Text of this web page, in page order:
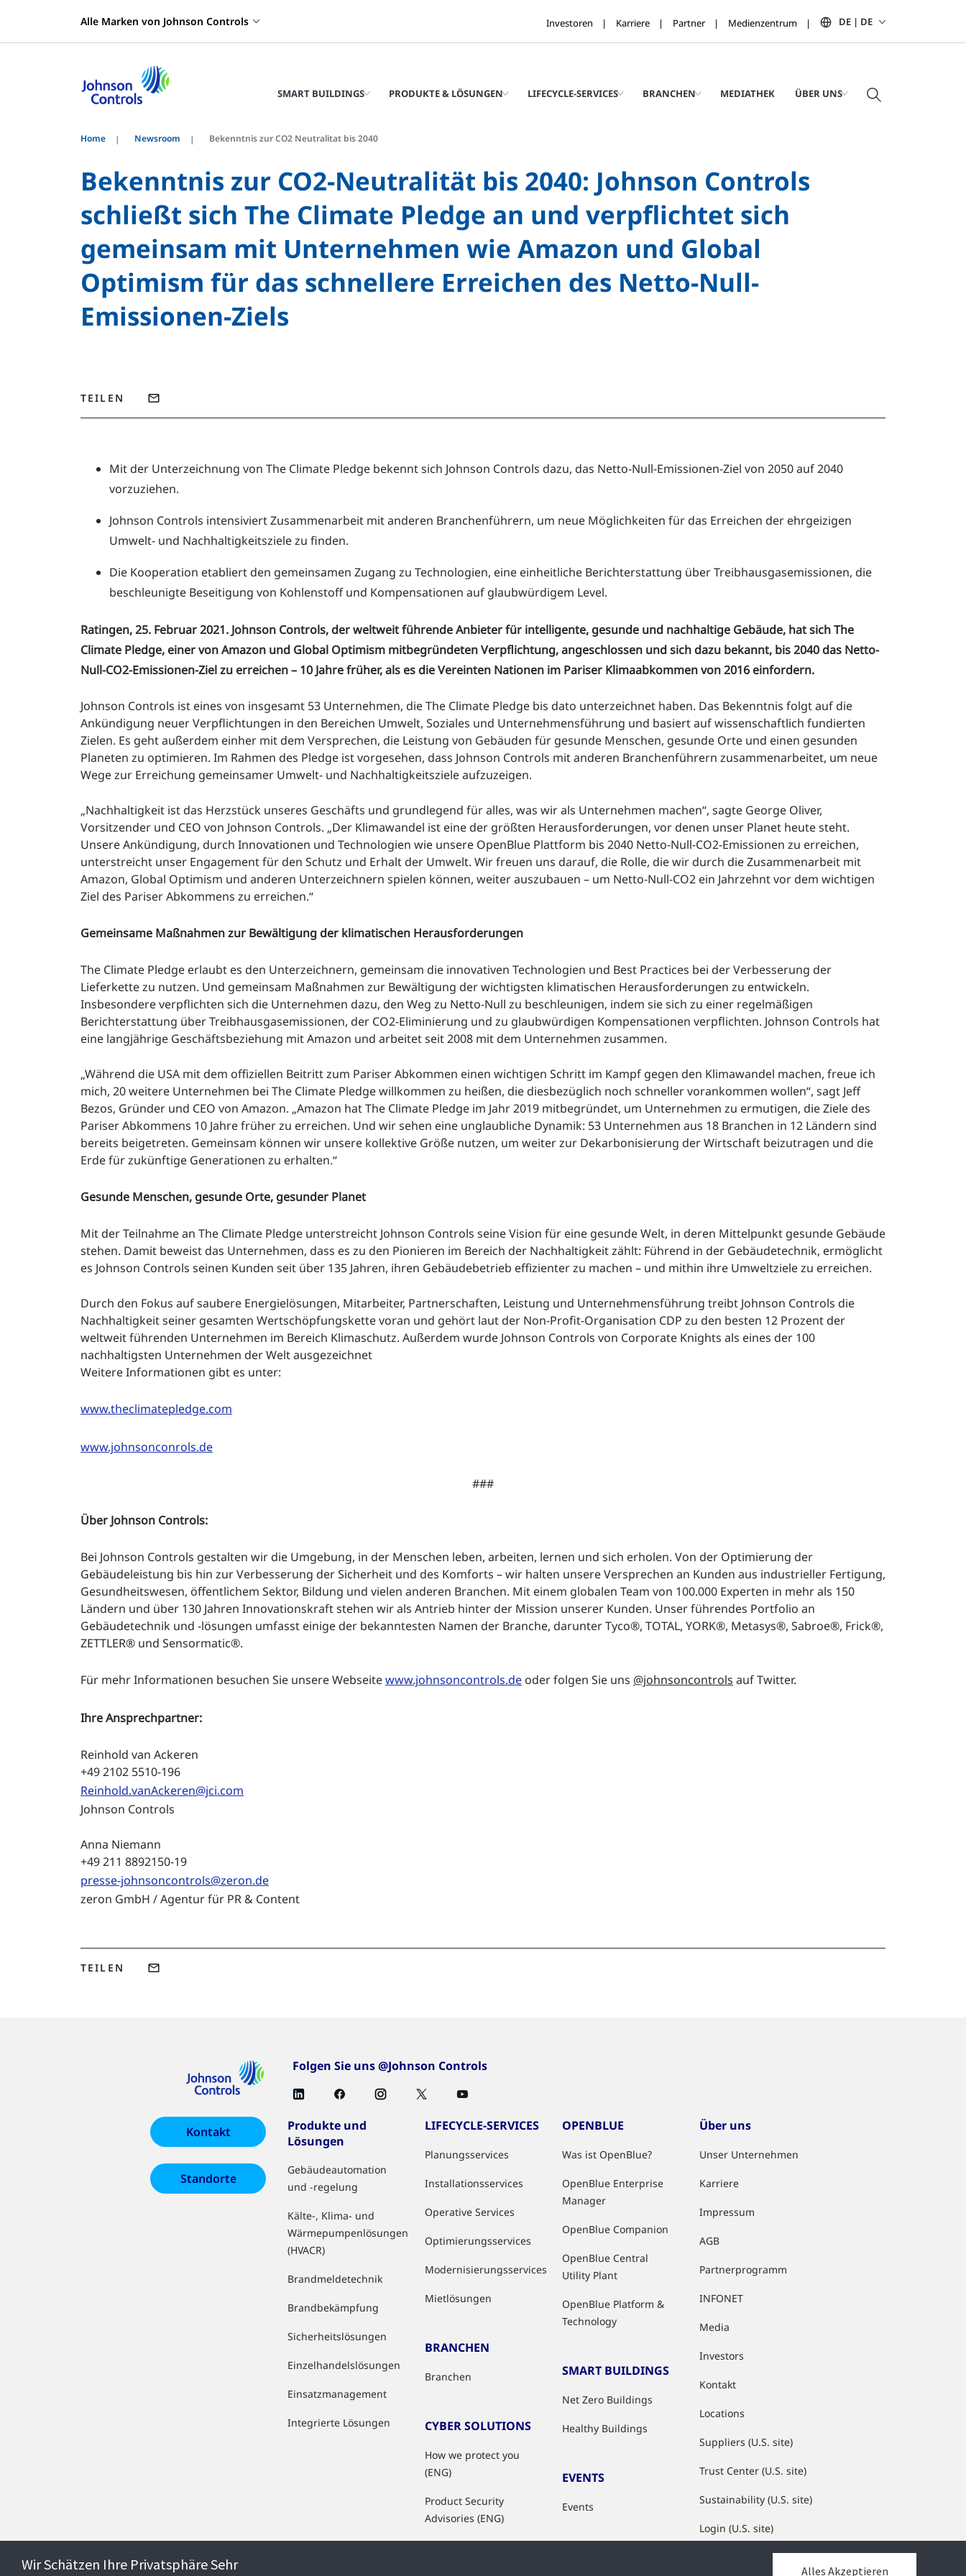
Alle Marken von Johnson Controls Investoren Karriere Partner Medienzentrum DE | DE
SMART BUILDINGS PRODUKTE & LÖSUNGEN LIFECYCLE-SERVICES BRANCHEN MEDIATHEK ÜBER UNS
Home Newsroom Bekenntnis zur CO2 Neutralitat bis 2040
Bekenntnis zur CO2-Neutralität bis 2040: Johnson Controls
schließt sich The Climate Pledge an und verpflichtet sich
gemeinsam mit Unternehmen wie Amazon und Global
Optimism für das schnellere Erreichen des Netto-Null-
Emissionen-Ziels
TEILEN
Mit der Unterzeichnung von The Climate Pledge bekennt sich Johnson Controls dazu, das Netto-Null-Emissionen-Ziel von 2050 auf 2040
vorzuziehen.
Johnson Controls intensiviert Zusammenarbeit mit anderen Branchenführern, um neue Möglichkeiten für das Erreichen der ehrgeizigen
Umwelt- und Nachhaltigkeitsziele zu finden.
Die Kooperation etabliert den gemeinsamen Zugang zu Technologien, eine einheitliche Berichterstattung über Treibhausgasemissionen, die
beschleunigte Beseitigung von Kohlenstoff und Kompensationen auf glaubwürdigem Level.
Ratingen, 25. Februar 2021. Johnson Controls, der weltweit führende Anbieter für intelligente, gesunde und nachhaltige Gebäude, hat sich The
Climate Pledge, einer von Amazon und Global Optimism mitbegründeten Verpflichtung, angeschlossen und sich dazu bekannt, bis 2040 das Netto-
Null-CO2-Emissionen-Ziel zu erreichen – 10 Jahre früher, als es die Vereinten Nationen im Pariser Klimaabkommen von 2016 einfordern.
Johnson Controls ist eines von insgesamt 53 Unternehmen, die The Climate Pledge bis dato unterzeichnet haben. Das Bekenntnis folgt auf die
Ankündigung neuer Verpflichtungen in den Bereichen Umwelt, Soziales und Unternehmensführung und basiert auf wissenschaftlich fundierten
Zielen. Es geht außerdem einher mit dem Versprechen, die Leistung von Gebäuden für gesunde Menschen, gesunde Orte und einen gesunden
Planeten zu optimieren. Im Rahmen des Pledge ist vorgesehen, dass Johnson Controls mit anderen Branchenführern zusammenarbeitet, um neue
Wege zur Erreichung gemeinsamer Umwelt- und Nachhaltigkeitsziele aufzuzeigen.
„Nachhaltigkeit ist das Herzstück unseres Geschäfts und grundlegend für alles, was wir als Unternehmen machen“, sagte George Oliver,
Vorsitzender und CEO von Johnson Controls. „Der Klimawandel ist eine der größten Herausforderungen, vor denen unser Planet heute steht.
Unsere Ankündigung, durch Innovationen und Technologien wie unsere OpenBlue Plattform bis 2040 Netto-Null-CO2-Emissionen zu erreichen,
unterstreicht unser Engagement für den Schutz und Erhalt der Umwelt. Wir freuen uns darauf, die Rolle, die wir durch die Zusammenarbeit mit
Amazon, Global Optimism und anderen Unterzeichnern spielen können, weiter auszubauen – um Netto-Null-CO2 ein Jahrzehnt vor dem wichtigen
Ziel des Pariser Abkommens zu erreichen.“
Gemeinsame Maßnahmen zur Bewältigung der klimatischen Herausforderungen
The Climate Pledge erlaubt es den Unterzeichnern, gemeinsam die innovativen Technologien und Best Practices bei der Verbesserung der
Lieferkette zu nutzen. Und gemeinsam Maßnahmen zur Bewältigung der wichtigsten klimatischen Herausforderungen zu entwickeln.
Insbesondere verpflichten sich die Unternehmen dazu, den Weg zu Netto-Null zu beschleunigen, indem sie sich zu einer regelmäßigen
Berichterstattung über Treibhausgasemissionen, der CO2-Eliminierung und zu glaubwürdigen Kompensationen verpflichten. Johnson Controls hat
eine langjährige Geschäftsbeziehung mit Amazon und arbeitet seit 2008 mit dem Unternehmen zusammen.
„Während die USA mit dem offiziellen Beitritt zum Pariser Abkommen einen wichtigen Schritt im Kampf gegen den Klimawandel machen, freue ich
mich, 20 weitere Unternehmen bei The Climate Pledge willkommen zu heißen, die diesbezüglich noch schneller vorankommen wollen“, sagt Jeff
Bezos, Gründer und CEO von Amazon. „Amazon hat The Climate Pledge im Jahr 2019 mitbegründet, um Unternehmen zu ermutigen, die Ziele des
Pariser Abkommens 10 Jahre früher zu erreichen. Und wir sehen eine unglaubliche Dynamik: 53 Unternehmen aus 18 Branchen in 12 Ländern sind
bereits beigetreten. Gemeinsam können wir unsere kollektive Größe nutzen, um weiter zur Dekarbonisierung der Wirtschaft beizutragen und die
Erde für zukünftige Generationen zu erhalten.“
Gesunde Menschen, gesunde Orte, gesunder Planet
Mit der Teilnahme an The Climate Pledge unterstreicht Johnson Controls seine Vision für eine gesunde Welt, in deren Mittelpunkt gesunde Gebäude
stehen. Damit beweist das Unternehmen, dass es zu den Pionieren im Bereich der Nachhaltigkeit zählt: Führend in der Gebäudetechnik, ermöglicht
es Johnson Controls seinen Kunden seit über 135 Jahren, ihren Gebäudebetrieb effizienter zu machen – und mithin ihre Umweltziele zu erreichen.
Durch den Fokus auf saubere Energielösungen, Mitarbeiter, Partnerschaften, Leistung und Unternehmensführung treibt Johnson Controls die
Nachhaltigkeit seiner gesamten Wertschöpfungskette voran und gehört laut der Non-Profit-Organisation CDP zu den besten 12 Prozent der
weltweit führenden Unternehmen im Bereich Klimaschutz. Außerdem wurde Johnson Controls von Corporate Knights als eines der 100
nachhaltigsten Unternehmen der Welt ausgezeichnet
Weitere Informationen gibt es unter:
www.theclimatepledge.com
www.johnsonconrols.de
###
Über Johnson Controls:
Bei Johnson Controls gestalten wir die Umgebung, in der Menschen leben, arbeiten, lernen und sich erholen. Von der Optimierung der
Gebäudeleistung bis hin zur Verbesserung der Sicherheit und des Komforts – wir halten unsere Versprechen an Kunden aus industrieller Fertigung,
Gesundheitswesen, öffentlichem Sektor, Bildung und vielen anderen Branchen. Mit einem globalen Team von 100.000 Experten in mehr als 150
Ländern und über 130 Jahren Innovationskraft stehen wir als Antrieb hinter der Mission unserer Kunden. Unser führendes Portfolio an
Gebäudetechnik und -lösungen umfasst einige der bekanntesten Namen der Branche, darunter Tyco®, TOTAL, YORK®, Metasys®, Sabroe®, Frick®,
ZETTLER® und Sensormatic®.
Für mehr Informationen besuchen Sie unsere Webseitewww.johnsoncontrols.de oder folgen Sie uns @johnsoncontrols auf Twitter.
Ihre Ansprechpartner:
Reinhold van Ackeren
+49 2102 5510-196
Reinhold.vanAckeren@jci.com
Johnson Controls
Anna Niemann
+49 211 8892150-19
presse-johnsoncontrols@zeron.de
zeron GmbH / Agentur für PR & Content
TEILEN
Folgen Sie uns @Johnson Controls
Kontakt
Standorte
Produkte und
Lösungen
Gebäudeautomation
und -regelung
Kälte-, Klima- und
Wärmepumpenlösungen
(HVACR)
Brandmeldetechnik
Brandbekämpfung
Sicherheitslösungen
Einzelhandelslösungen
Einsatzmanagement
Integrierte Lösungen
LIFECYCLE-SERVICES
Planungsservices
Installationsservices
Operative Services
Optimierungsservices
Modernisierungsservices
Mietlösungen
BRANCHEN
Branchen
CYBER SOLUTIONS
How we protect you
(ENG)
Product Security
Advisories (ENG)
OPENBLUE
Was ist OpenBlue?
OpenBlue Enterprise
Manager
OpenBlue Companion
OpenBlue Central
Utility Plant
OpenBlue Platform &
Technology
SMART BUILDINGS
Net Zero Buildings
Healthy Buildings
EVENTS
Events
Über uns
Unser Unternehmen
Karriere
Impressum
AGB
Partnerprogramm
INFONET
Media
Investors
Kontakt
Locations
Suppliers (U.S. site)
Trust Center (U.S. site)
Sustainability (U.S. site)
Login (U.S. site)
Wir Schätzen Ihre Privatsphäre Sehr Alles Akzeptieren